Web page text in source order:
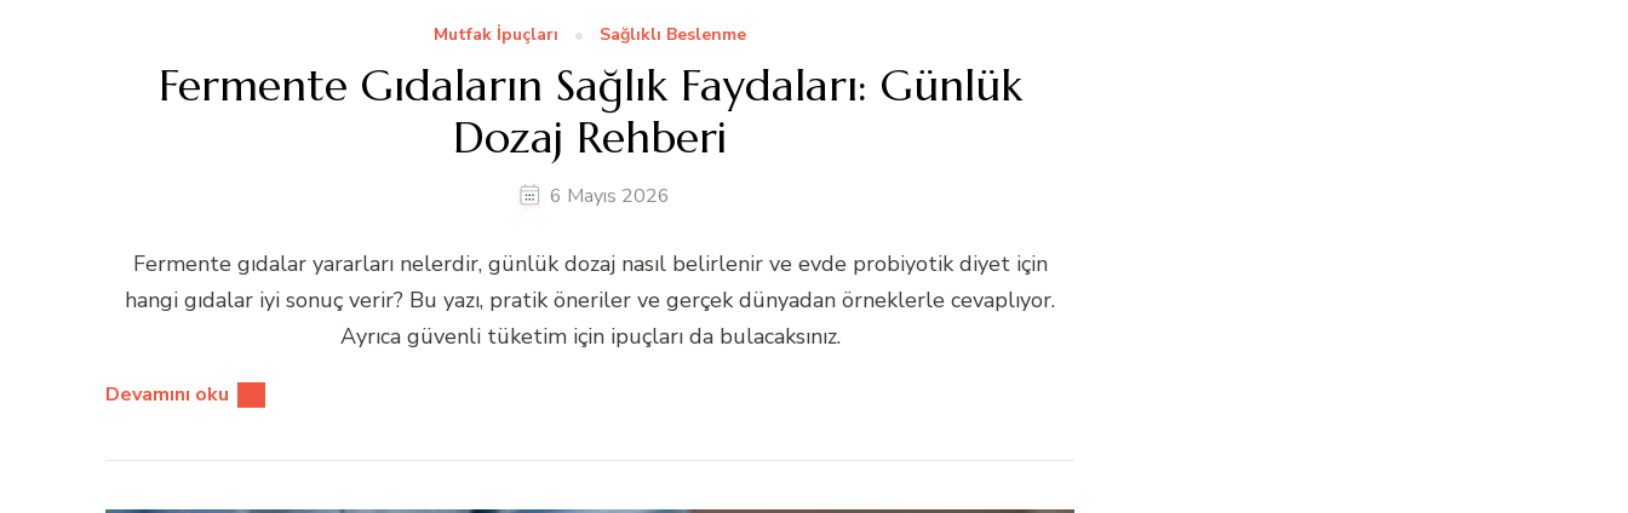
Mutfak İpuçları Sağlıklı Beslenme
Fermente Gıdaların Sağlık Faydaları: Günlük
Dozaj Rehberi
6 Mayıs 2026
Fermente gıdalar yararları nelerdir, günlük dozaj nasıl belirlenir ve evde probiyotik diyet için
hangi gıdalar iyi sonuç verir? Bu yazı, pratik öneriler ve gerçek dünyadan örneklerle cevaplıyor.
Ayrıca güvenli tüketim için ipuçları da bulacaksınız.
Devamını oku